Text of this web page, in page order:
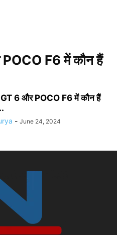
F6 में कौन हैं
6 और POCO F6 में कौन हैं
- June 24, 2024